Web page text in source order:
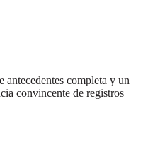
completa y un
convincente de registros